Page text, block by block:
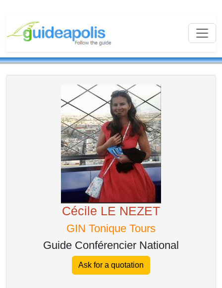
Cécile LE NEZET
GIN Tonique Tours
Guide Conférencier National
Ask for a quotation